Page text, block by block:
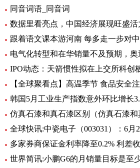
同音词语_同音词
数据里看亮点，中国经济展现旺盛
跟着语文课本游河南 每多走一步对
电气化转型和在华销量不及预期，奥
【全球聚看点】高温季节 食品安全
韩国5月工业生产指数意外环比增长
仿真石漆和真石漆区别（仿真石漆
多家券商保证金利率降至0.2% 利差
世界简讯:小鹏G6的月销量目标是至